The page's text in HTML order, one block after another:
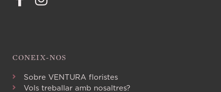
CONEIX-NOS
Sobre VENTURA floristes
Vols treballar amb nosaltres?